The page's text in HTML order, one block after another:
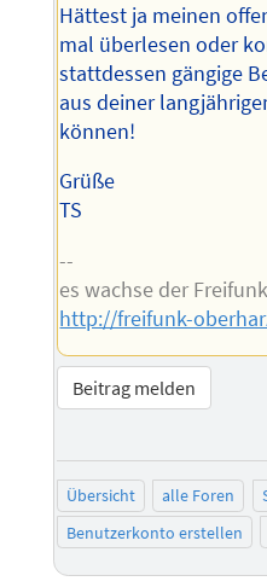
Hättest ja meinen
mal überlesen oder
stattdessen gängige
aus deiner
können!
Grüße
TS
--
es wachse der Freifunk
http://freifunk-
Beitrag melden
Übersicht alle Foren
Benutzerkonto erstellen